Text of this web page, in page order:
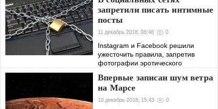
интересные вещи для нашего
удобства. В 2019 году обещает
появиться нечто
запретили писать интимные
посты
11 декабрь 2018, 08:48 0
Instagram и Facebook решили
ужесточить правила, запретив
фотографии эротического
подтекстом. Запрещаться будет и
сленг на эту тему. Как они
собираются это
Впервые записан шум ветра
на Марсе
10 декабрь 2018, 15:43 0